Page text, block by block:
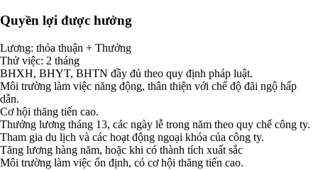
Quyền lợi được hưởng
Lương: thỏa thuận + Thưởng
Thử việc: 2 tháng
BHXH, BHYT, BHTN đầy đủ theo quy định pháp luật.
Môi trường làm việc năng động, thân thiện với chế độ đãi ngộ hấp
dẫn.
Cơ hội thăng tiến cao.
Thưởng lương tháng 13, các ngày lễ trong năm theo quy chế công ty.
Tham gia du lịch và các hoạt động ngoại khóa của công ty.
Tăng lương hàng năm, hoặc khi có thành tích xuất sắc
Môi trường làm việc ổn định, có cơ hội thăng tiến cao.